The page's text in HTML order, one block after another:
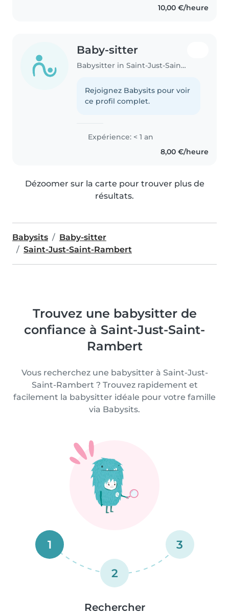
10,00 €/heure
Baby-sitter
Babysitter in Saint-Just-Saint-Rambert
Rejoignez Babysits pour voir
ce profil complet.
Expérience: < 1 an
8,00 €/heure
Dézoomer sur la carte pour trouver plus de
résultats.
Babysits
Baby-sitter
Saint-Just-Saint-Rambert
Trouvez une babysitter de
confiance à Saint-Just-Saint-
Rambert
Vous recherchez une babysitter à Saint-Just-
Saint-Rambert ? Trouvez rapidement et
facilement la babysitter idéale pour votre famille
via Babysits.
1
2
3
Rechercher